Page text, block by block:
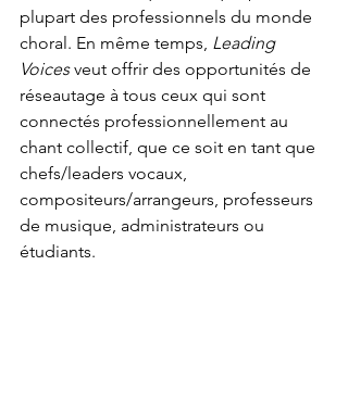
plupart des professionnels du monde
choral. En même temps, Leading
Voices veut offrir des opportunités de
réseautage à tous ceux qui sont
connectés professionnellement au
chant collectif, que ce soit en tant que
chefs/leaders vocaux,
compositeurs/arrangeurs, professeurs
de musique, administrateurs ou
étudiants.